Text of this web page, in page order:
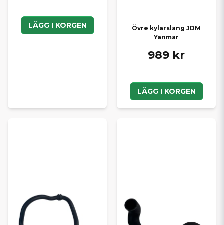
LÄGG I KORGEN
Övre kylarslang JDM
Yanmar
989 kr
LÄGG I KORGEN